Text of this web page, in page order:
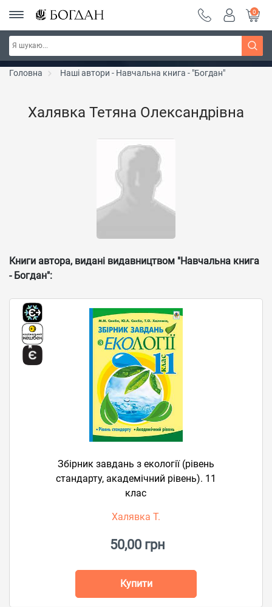
РОЗПРОДАЖ ~ 150 грн ~ 200 грн ~ 250 грн ~
300 грн ~ РОЗПРОДАЖ
Дізнатись більше
0
Головна Наші автори - Навчальна книга - "Богдан"
Халявка Тетяна Олександрівна
Книги автора, видані видавництвом "Навчальна книга
- Богдан":
Збірник завдань з екології (рівень
стандарту, академічний рівень). 11
клас
Халявка Т.
50,00 грн
Купити